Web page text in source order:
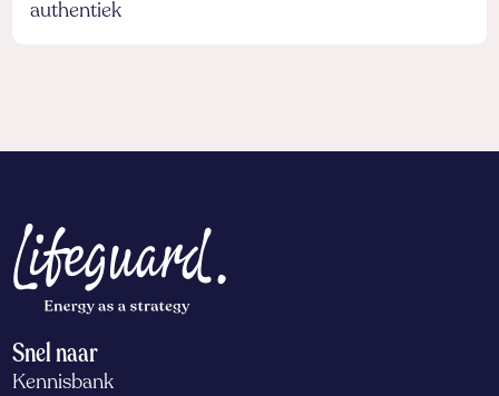
authentiek
Snel naar
Kennisbank